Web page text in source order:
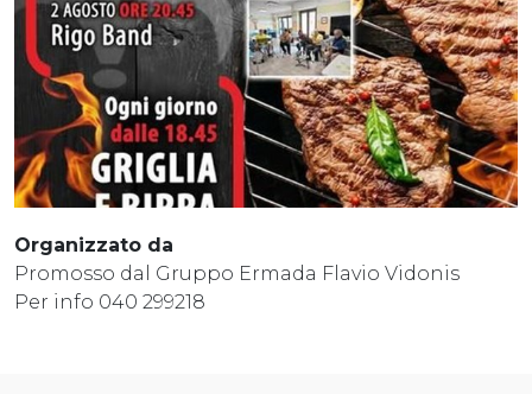
Organizzato da
Promosso dal Gruppo Ermada Flavio Vidonis
Per info 040 299218